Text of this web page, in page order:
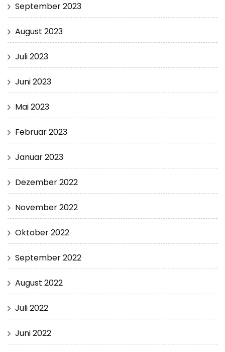
September 2023
August 2023
Juli 2023
Juni 2023
Mai 2023
Februar 2023
Januar 2023
Dezember 2022
November 2022
Oktober 2022
September 2022
August 2022
Juli 2022
Juni 2022